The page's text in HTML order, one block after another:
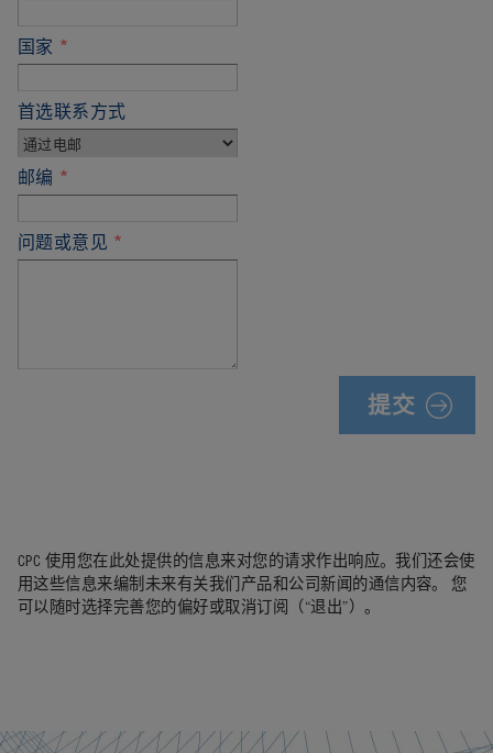
国家 *
首选联系方式
邮编 *
问题或意见 *
CPC 使用您在此处提供的信息来对您的请求作出响应。我们还会使
用这些信息来编制未来有关我们产品和公司新闻的通信内容。 您
可以随时选择完善您的偏好或取消订阅（“退出”）。